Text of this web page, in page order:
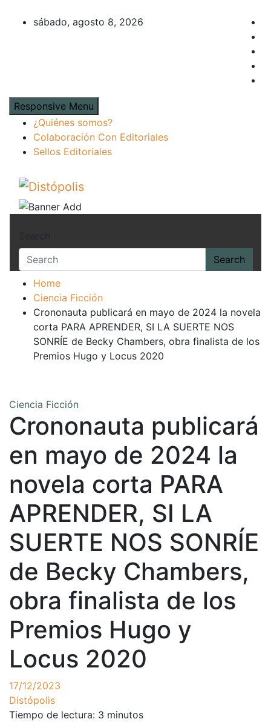
sábado, agosto 8, 2026
Responsive Menu
¿Quiénes somos?
Colaboración Con Editoriales
Sellos Editoriales
Distópolis
Novedades & Reseñas Sobre Literatura
Search
Home
Ciencia Ficción
Crononauta publicará en mayo de 2024 la novela
corta PARA APRENDER, SI LA SUERTE NOS
SONRÍE de Becky Chambers, obra finalista de los
Premios Hugo y Locus 2020
Ciencia Ficción
Crononauta publicará
en mayo de 2024 la
novela corta PARA
APRENDER, SI LA
SUERTE NOS SONRÍE
de Becky Chambers,
obra finalista de los
Premios Hugo y
Locus 2020
17/12/2023
Distópolis
Tiempo de lectura: 3 minutos